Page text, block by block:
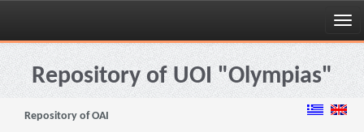
Skip
navigationRepository of UOI "Olympias"
Repository of OAI